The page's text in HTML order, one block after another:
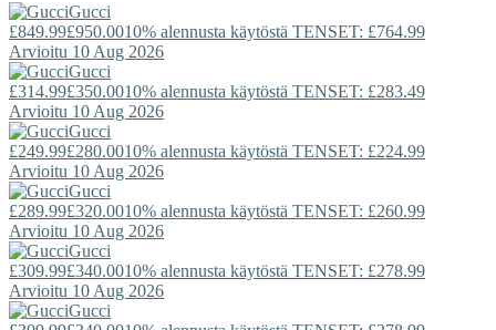
Gucci
£849.99£950.0010% alennusta käytöstä TENSET: £764.99
Arvioitu 10 Aug 2026
Gucci
£314.99£350.0010% alennusta käytöstä TENSET: £283.49
Arvioitu 10 Aug 2026
Gucci
£249.99£280.0010% alennusta käytöstä TENSET: £224.99
Arvioitu 10 Aug 2026
Gucci
£289.99£320.0010% alennusta käytöstä TENSET: £260.99
Arvioitu 10 Aug 2026
Gucci
£309.99£340.0010% alennusta käytöstä TENSET: £278.99
Arvioitu 10 Aug 2026
Gucci